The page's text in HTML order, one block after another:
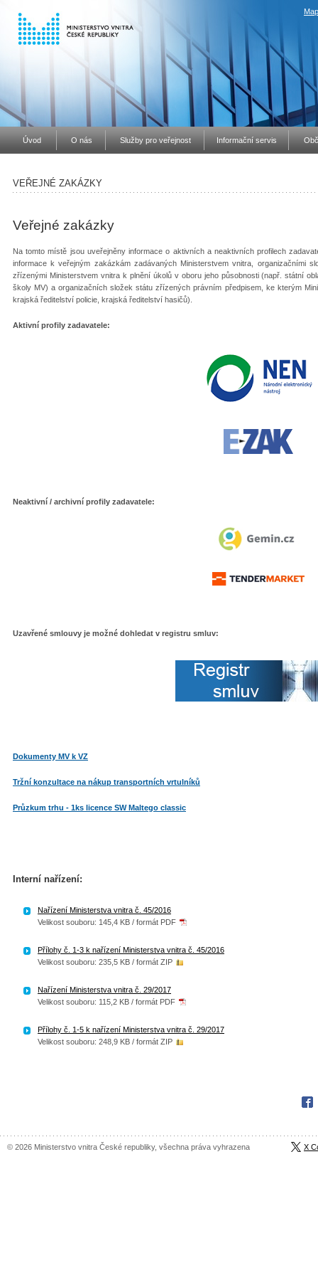
Úvod O nás Služby pro veřejnost Informační servis
VEŘEJNÉ ZAKÁZKY
Veřejné zakázky
Na tomto místě jsou uveřejněny informace o aktivních a neaktivních profilech
informace k veřejným zakázkám zadávaných Ministerstvem vnitra, organizačními
zřízenými Ministerstvem vnitra k plnění úkolů v oboru jeho působnosti (např. státní
školy MV) a organizačních složek státu zřízených právním předpisem, ke kterým
krajská ředitelství policie, krajská ředitelství hasičů).
Aktivní profily zadavatele:
Neaktivní / archivní profily zadavatele:
Uzavřené smlouvy je možné dohledat v registru smluv:
Dokumenty MV k VZ
Tržní konzultace na nákup transportních vrtulníků
Průzkum trhu - 1ks licence SW Maltego classic
Interní nařízení:
Nařízení Ministerstva vnitra č. 45/2016
Velikost souboru: 145,4 KB / formát PDF
Přílohy č. 1-3 k nařízení Ministerstva vnitra č. 45/2016
Velikost souboru: 235,5 KB / formát ZIP
Nařízení Ministerstva vnitra č. 29/2017
Velikost souboru: 115,2 KB / formát PDF
Přílohy č. 1-5 k nařízení Ministerstva vnitra č. 29/2017
Velikost souboru: 248,9 KB / formát ZIP
© 2026 Ministerstvo vnitra České republiky, všechna práva vyhrazena X